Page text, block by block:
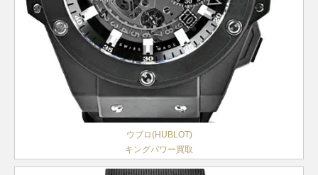
ウブロ(HUBLOT)
キングパワー買取